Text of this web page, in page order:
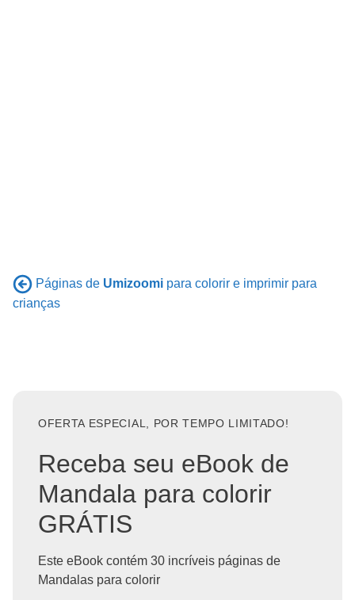
Páginas de Umizoomi para colorir e imprimir para
crianças
OFERTA ESPECIAL, POR TEMPO LIMITADO!
Receba seu eBook de
Mandala para colorir
GRÁTIS
Este eBook contém 30 incríveis páginas de
Mandalas para colorir